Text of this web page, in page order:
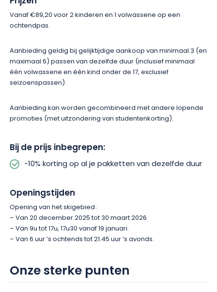
Vanaf €89,20 voor 2 kinderen en 1 volwassene op een
ochtendpas.
Aanbieding geldig bij gelijktijdige aankoop van minimaal 3 (en
maximaal 6) passen van dezelfde duur (inclusief minimaal
één volwassene en één kind onder de 17, exclusief
seizoenspassen).
Aanbieding kan worden gecombineerd met andere lopende
promoties (met uitzondering van studentenkorting).
Bij de prijs inbegrepen:
-10% korting op al je pakketten van dezelfde duur
Openingstijden
Opening van het skigebied :
– Van 20 december 2025 tot 30 maart 2026
– Van 9u tot 17u, 17u30 vanaf 19 januari.
– Van 6 uur ‘s ochtends tot 21.45 uur ‘s avonds.
Onze sterke punten